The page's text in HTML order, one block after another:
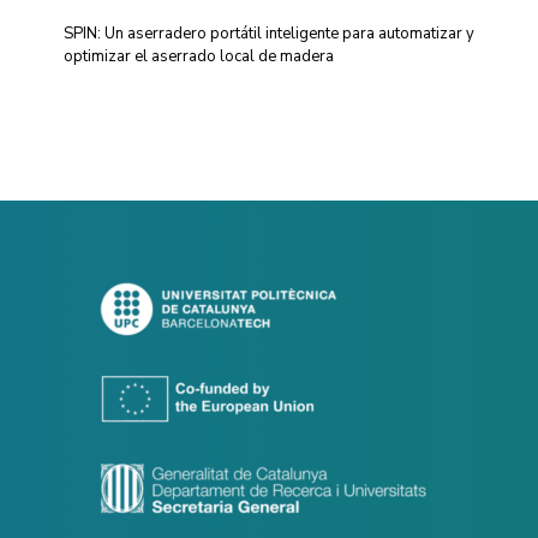
SPIN: Un aserradero portátil inteligente para automatizar y
optimizar el aserrado local de madera